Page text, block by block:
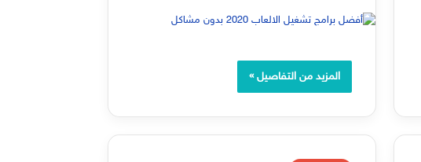
المزيد من التفاصيل »